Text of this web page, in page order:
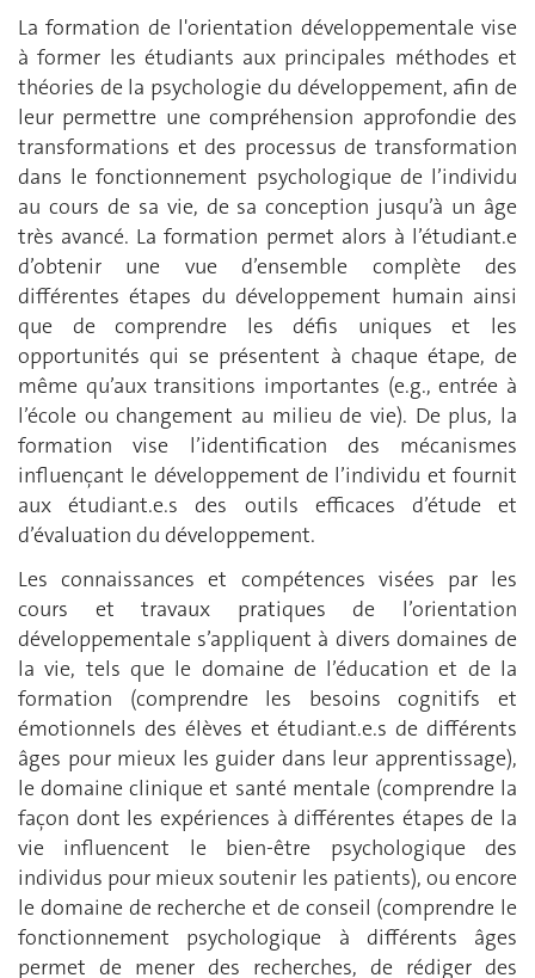
La formation de l'orientation développementale vise
à former les étudiants aux principales méthodes et
théories de la psychologie du développement, afin de
leur permettre une compréhension approfondie des
transformations et des processus de transformation
dans le fonctionnement psychologique de l’individu
au cours de sa vie, de sa conception jusqu’à un âge
très avancé. La formation permet alors à l’étudiant.e
d’obtenir une vue d’ensemble complète des
différentes étapes du développement humain ainsi
que de comprendre les défis uniques et les
opportunités qui se présentent à chaque étape, de
même qu’aux transitions importantes (e.g., entrée à
l’école ou changement au milieu de vie). De plus, la
formation vise l’identification des mécanismes
influençant le développement de l’individu et fournit
aux étudiant.e.s des outils efficaces d’étude et
d’évaluation du développement.
Les connaissances et compétences visées par les
cours et travaux pratiques de l’orientation
développementale s’appliquent à divers domaines de
la vie, tels que le domaine de l’éducation et de la
formation (comprendre les besoins cognitifs et
émotionnels des élèves et étudiant.e.s de différents
âges pour mieux les guider dans leur apprentissage),
le domaine clinique et santé mentale (comprendre la
façon dont les expériences à différentes étapes de la
vie influencent le bien-être psychologique des
individus pour mieux soutenir les patients), ou encore
le domaine de recherche et de conseil (comprendre le
fonctionnement psychologique à différents âges
permet de mener des recherches, de rédiger des